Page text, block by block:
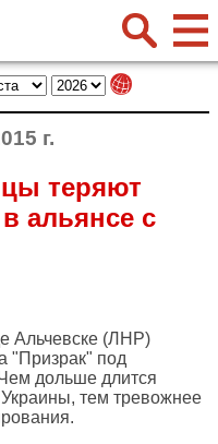
г.
теряют
альянсе с
Альчевске (ЛНР)
"Призрак" под
дольше длится
тем тревожнее